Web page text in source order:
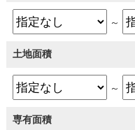
～
土地面積
～
専有面積